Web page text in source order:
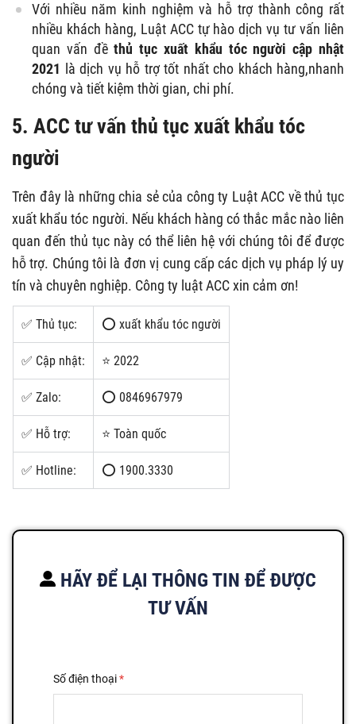
Với nhiều năm kinh nghiệm và hỗ trợ thành công rất
nhiều khách hàng, Luật ACC tự hào dịch vụ tư vấn liên
quan vấn đềthủ tục xuất khẩu tóc người cập nhật
2021
là dịch vụ hỗ trợ tốt nhất cho khách hàng,nhanh
chóng và tiết kiệm thời gian, chi phí.
5. ACC tư vấn thủ tục xuất khẩu tóc
người
Trên đây là những chia sẻ của công ty Luật ACC về thủ tục
xuất khẩu tóc người. Nếu khách hàng có thắc mắc nào liên
quan đến thủ tục này có thể liên hệ với chúng tôi để được
hỗ trợ. Chúng tôi là đơn vị cung cấp các dịch vụ pháp lý uy
tín và chuyên nghiệp. Công ty luật ACC xin cảm ơn!
✅ Thủ tục: ⭕ xuất khẩu tóc người
✅ Cập nhật: ⭐ 2022
✅ Zalo: ⭕ 0846967979
✅ Hỗ trợ: ⭐ Toàn quốc
✅ Hotline: ⭕ 1900.3330
HÃY ĐỂ LẠI THÔNG TIN ĐỂ ĐƯỢC
TƯ VẤN